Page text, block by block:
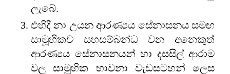
ලැබේ.
එහිදී නා උයන ආරණ්‍යය සේනාසනය සමඟ
සාමූහිකව සහසම්බන්ධ වන අනෙකුත්
ආරණ්‍යය සේනාසනයන් හා දසසිල් ආරාම
වල සාමූහික භාවනා වැඩසටහන් ලෙස